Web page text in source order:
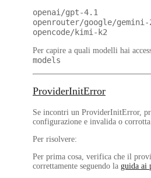
openai/gpt-4.1
openrouter/google/
opencode/kimi-k2
Per capire a quali modelli hai
models
ProviderInitError
Se incontri un ProviderInitError,
configurazione e invalida o corrotta.
Per risolvere:
Per prima cosa, verifica che il
correttamente seguendo la guida ai